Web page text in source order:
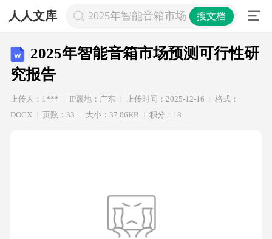
人人文库 2025年智能音箱市场预测可行性研究
搜文档
2025年智能音箱市场预测可行性研
究报告
上传人：1*** IP属地：广东 上传时间：2025-12-16
格式：
DOCX
页数：33 大小：37.06KB 积分：18